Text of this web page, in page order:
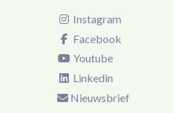
Instagram
Facebook
Youtube
Linkedin
Nieuwsbrief